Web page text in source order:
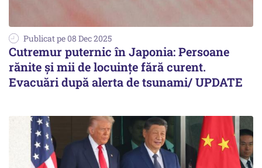
Publicat pe 08 Dec 2025
Cutremur puternic în Japonia: Persoane
rănite și mii de locuințe fără curent.
Evacuări după alerta de tsunami/ UPDATE